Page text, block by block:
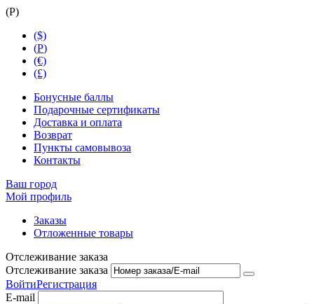
(Р)
($)
(Р)
(€)
(£)
Бонусные баллы
Подарочные сертификаты
Доставка и оплата
Возврат
Пункты самовывоза
Контакты
Ваш город
Мой профиль
Заказы
Отложенные товары
Отслеживание заказа
Отслеживание заказа
ВойтиРегистрация
E-mail